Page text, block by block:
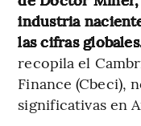
industria
las cifras
recopila el
Finance (Cbeci),
significativas en